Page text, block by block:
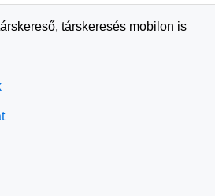
társkeresés mobilon is